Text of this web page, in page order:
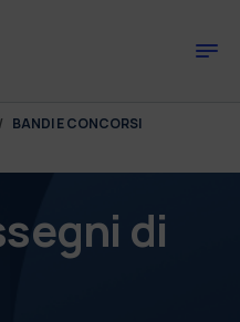
BANDI E CONCORSI
di